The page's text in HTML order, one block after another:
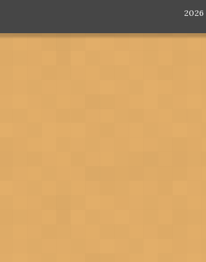
2026